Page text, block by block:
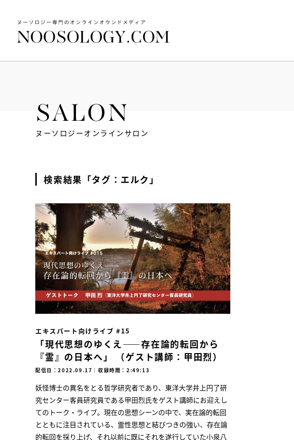
SALON
ヌーソロジーオンラインサロン
検索結果「タグ：エルク」
エキスパート向けライブ #15
「現代思想のゆくえ――存在論的転回から
『霊』の日本へ」 （ゲスト講師：甲田烈）
配信日：2022.09.17 ｜収録時間：2:49:13
妖怪博士の異名をとる哲学研究者であり、東洋大学井上円了研
究センター客員研究員である甲田烈氏をゲスト講師にお迎えし
てのトーク・ライブ。現在の思想シーンの中で、実在論的転回
とともに注目されている、霊性思想と結びつきの強い、存在論
的転回を採り上げ、それ以前に既にそれを遂行していた小泉八